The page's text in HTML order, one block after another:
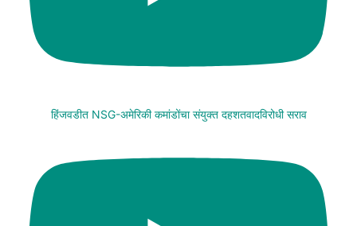
हिंजवडीत NSG-अमेरिकी कमांडोंचा संयुक्त दहशतवादविरोधी सराव